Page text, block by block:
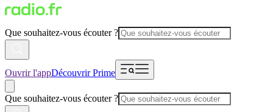
Que souhaitez-vous écouter ?
Ouvrir l'appDécouvrir Prime
Que souhaitez-vous écouter ?